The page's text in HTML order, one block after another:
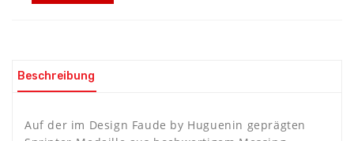
Beschreibung
Auf der im Design Faude by Huguenin geprägten